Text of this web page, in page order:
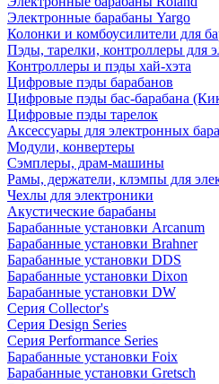
Электронные барабаны Yargo
Колонки и комбоусилители для
Пэды, тарелки, контроллеры для
Контроллеры и пэды хай-хэта
Цифровые пэды барабанов
Цифровые пэды бас-барабана
Цифровые пэды тарелок
Аксессуары для электронных
Модули, конвертеры
Сэмплеры, драм-машины
Рамы, держатели, клэмпы для
Чехлы для электроники
Акустические барабаны
Барабанные установки Arcanum
Барабанные установки Brahner
Барабанные установки DDS
Барабанные установки Dixon
Барабанные установки DW
Серия Collector's
Серия Design Series
Серия Performance Series
Барабанные установки Foix
Барабанные установки Gretsch